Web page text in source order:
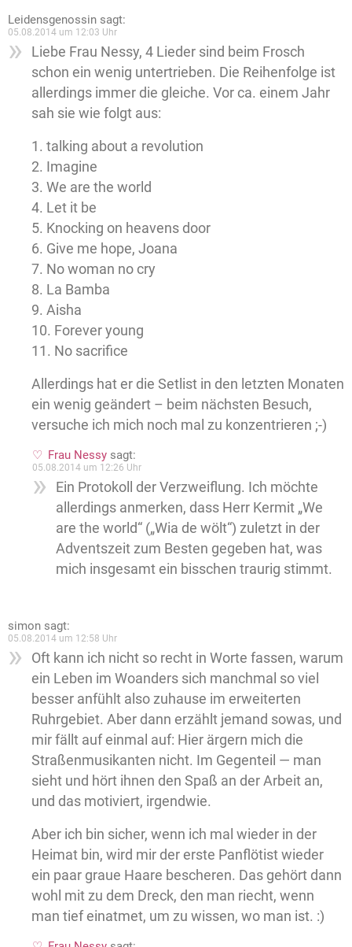
Leidensgenossin sagt:
05.08.2014 um 12:03 Uhr
Liebe Frau Nessy, 4 Lieder sind beim Frosch
schon ein wenig untertrieben. Die Reihenfolge ist
allerdings immer die gleiche. Vor ca. einem Jahr
sah sie wie folgt aus:
1. talking about a revolution
2. Imagine
3. We are the world
4. Let it be
5. Knocking on heavens door
6. Give me hope, Joana
7. No woman no cry
8. La Bamba
9. Aisha
10. Forever young
11. No sacrifice
Allerdings hat er die Setlist in den letzten Monaten
ein wenig geändert – beim nächsten Besuch,
versuche ich mich noch mal zu konzentrieren ;-)
Frau Nessy sagt:
05.08.2014 um 12:26 Uhr
Ein Protokoll der Verzweiflung. Ich möchte
allerdings anmerken, dass Herr Kermit „We
are the world“ („Wia de wölt“) zuletzt in der
Adventszeit zum Besten gegeben hat, was
mich insgesamt ein bisschen traurig stimmt.
simon sagt:
05.08.2014 um 12:58 Uhr
Oft kann ich nicht so recht in Worte fassen, warum
ein Leben im Woanders sich manchmal so viel
besser anfühlt also zuhause im erweiterten
Ruhrgebiet. Aber dann erzählt jemand sowas, und
mir fällt auf einmal auf: Hier ärgern mich die
Straßenmusikanten nicht. Im Gegenteil — man
sieht und hört ihnen den Spaß an der Arbeit an,
und das motiviert, irgendwie.
Aber ich bin sicher, wenn ich mal wieder in der
Heimat bin, wird mir der erste Panflötist wieder
ein paar graue Haare bescheren. Das gehört dann
wohl mit zu dem Dreck, den man riecht, wenn
man tief einatmet, um zu wissen, wo man ist. :)